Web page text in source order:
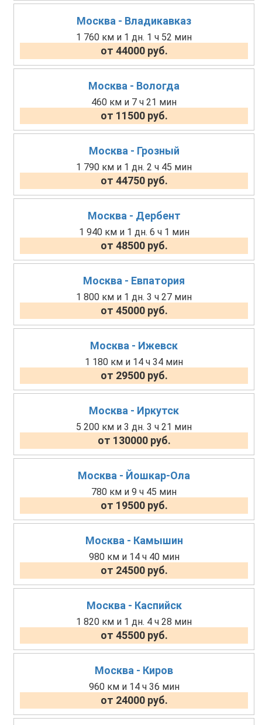
Москва - Владикавказ
1 760 км и 1 дн. 1 ч 52 мин
от 44000 руб.
Москва - Вологда
460 км и 7 ч 21 мин
от 11500 руб.
Москва - Грозный
1 790 км и 1 дн. 2 ч 45 мин
от 44750 руб.
Москва - Дербент
1 940 км и 1 дн. 6 ч 1 мин
от 48500 руб.
Москва - Евпатория
1 800 км и 1 дн. 3 ч 27 мин
от 45000 руб.
Москва - Ижевск
1 180 км и 14 ч 34 мин
от 29500 руб.
Москва - Иркутск
5 200 км и 3 дн. 3 ч 21 мин
от 130000 руб.
Москва - Йошкар-Ола
780 км и 9 ч 45 мин
от 19500 руб.
Москва - Камышин
980 км и 14 ч 40 мин
от 24500 руб.
Москва - Каспийск
1 820 км и 1 дн. 4 ч 28 мин
от 45500 руб.
Москва - Киров
960 км и 14 ч 36 мин
от 24000 руб.